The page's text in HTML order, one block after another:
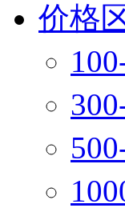
价格